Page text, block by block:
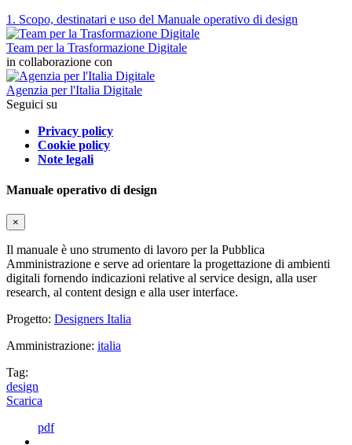
1. Scopo, destinatari e uso del Manuale operativo di design
Team per la Trasformazione Digitale
in collaborazione con
Agenzia per l'Italia Digitale
Seguici su
Privacy policy
Cookie policy
Note legali
Manuale operativo di design
×
Il manuale è uno strumento di lavoro per la Pubblica
Amministrazione e serve ad orientare la progettazione di ambienti
digitali fornendo indicazioni relative al service design, alla user
research, al content design e alla user interface.
Progetto: Designers Italia
Amministrazione: italia
Tag:
design
Scarica
pdf